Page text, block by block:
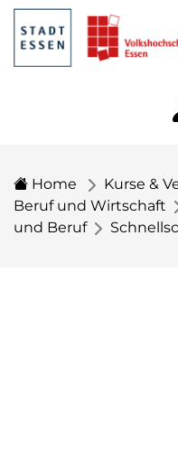
Home Kurse &
Beruf und Wirtschaft
und Beruf